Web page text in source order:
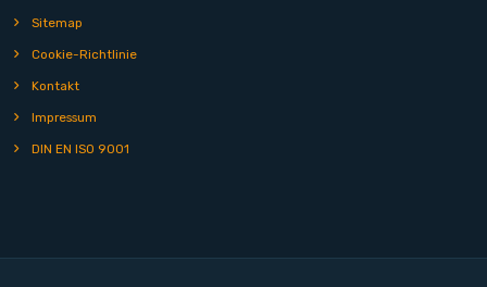
Sitemap
Cookie-Richtlinie
Kontakt
Impressum
DIN EN ISO 9001